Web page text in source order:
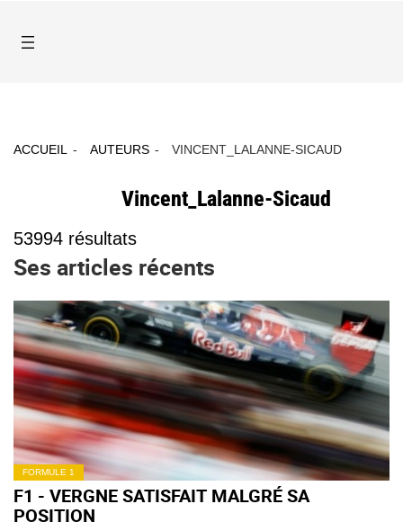
ACCUEIL AUTEURS VINCENT_LALANNE-SICAUD
Vincent_Lalanne-Sicaud
53994 résultats
Ses articles récents
FORMULE 1
F1 - VERGNE SATISFAIT MALGRÉ SA
POSITION